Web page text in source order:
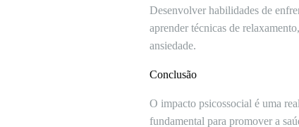
Desenvolver habilidades de
aprender técnicas de
ansiedade.
Conclusão
O impacto psicossocial é uma
fundamental para promover a